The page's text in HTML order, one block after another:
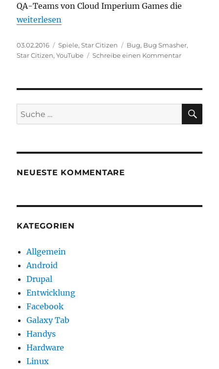
QA-Teams von Cloud Imperium Games die
„Star Citizen – Neue Serie: „Which Glitch““
weiterlesen
Veröffentlicht
am
03.02.2016 Kategorien
Spiele,Star Citizen Schlagwörter
Bug, Bug Smasher,
Star Citizen,YouTube Schreibe einen Kommentarzu
Serie:
„Which
Glitch“
Suche
nach:
NEUESTE KOMMENTARE
KATEGORIEN
Allgemein
Android
Drupal
Entwicklung
Facebook
Galaxy Tab
Handys
Hardware
Linux